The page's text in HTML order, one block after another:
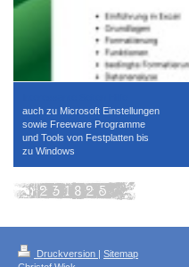
auch zu Microsoft Einstellungen
sowie Freeware Programme
und Tools von Festplatten bis
zu Windows
Druckversion | Sitemap